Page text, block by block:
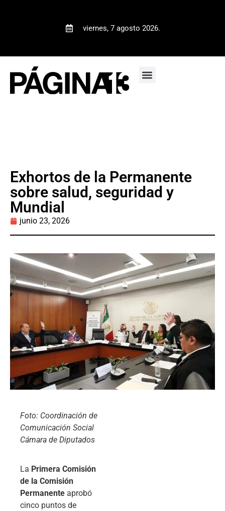
viernes, 7 agosto 2026.
Exhortos de la Permanente
sobre salud, seguridad y
Mundial
junio 23, 2026
Foto: Coordinación de
Comunicación Social
Cámara de Diputados
La Primera Comisión
de la Comisión
Permanente aprobó
cinco puntos de